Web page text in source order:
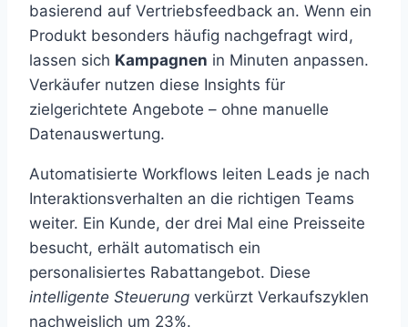
basierend auf Vertriebsfeedback an. Wenn ein
Produkt besonders häufig nachgefragt wird,
lassen sich Kampagnen in Minuten anpassen.
Verkäufer nutzen diese Insights für
zielgerichtete Angebote – ohne manuelle
Datenauswertung.
Automatisierte Workflows leiten Leads je nach
Interaktionsverhalten an die richtigen Teams
weiter. Ein Kunde, der drei Mal eine Preisseite
besucht, erhält automatisch ein
personalisiertes Rabattangebot. Diese
intelligente Steuerung verkürzt Verkaufszyklen
nachweislich um 23%.